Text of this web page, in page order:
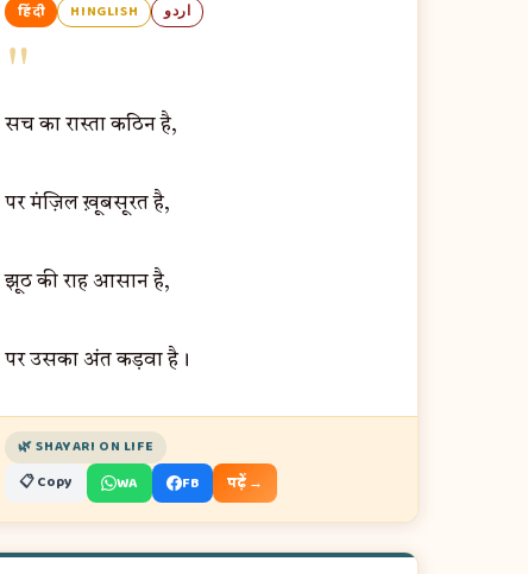
हिंदी HINGLISH اردو
"
सच का रास्ता कठिन है,
पर मंज़िल ख़ूबसूरत है,
झूठ की राह आसान है,
पर उसका अंत कड़वा है।
🌿 SHAYARI ON LIFE
📋 Copy WA FB पढ़ें →